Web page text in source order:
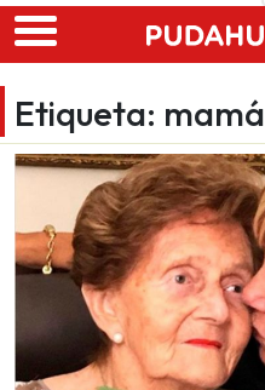
Skip to main content
Etiqueta: mamá